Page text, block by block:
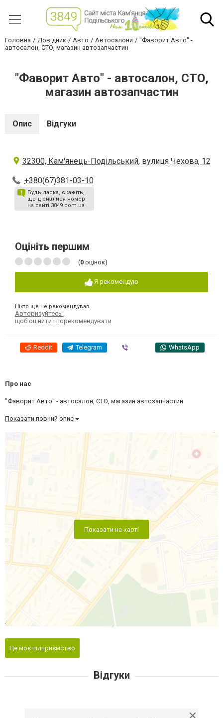
Головна Довідник Авто Автосалони
"Фаворит Авто" -
автосалон, СТО, магазин автозапчастин
"Фаворит Авто" - автосалон, СТО,
магазин автозапчастин
Опис Відгуки
32300, Кам'янець-Подільський, вулиця Чехова, 12
+380(67)381-03-10
Будь ласка, скажіть,
що дізналися номер
на сайті 3849.com.ua
Оцініть першим
(0 оцінок)
Я рекомендую
Ніхто ще не рекомендував
Авторизуйтесь
щоб оцінити і порекомендувати
Reddit Telegram WhatsApp
Про нас
"Фаворит Авто" - автосалон, СТО, магазин автозапчастин
Показати повний опис
Показати на карті
Це моє підприємство
Відгуки